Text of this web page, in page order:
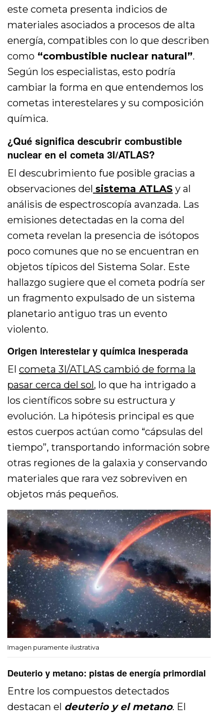
este cometa presenta indicios de
materiales asociados a procesos de alta
energía, compatibles con lo que describen
como “combustible nuclear natural”.
Según los especialistas, esto podría
cambiar la forma en que entendemos los
cometas interestelares y su composición
química.
¿Qué significa descubrir combustible
nuclear en el cometa 3I/ATLAS?
El descubrimiento fue posible gracias a
observaciones del sistema ATLAS y al
análisis de espectroscopía avanzada. Las
emisiones detectadas en la coma del
cometa revelan la presencia de isótopos
poco comunes que no se encuentran en
objetos típicos del Sistema Solar. Este
hallazgo sugiere que el cometa podría ser
un fragmento expulsado de un sistema
planetario antiguo tras un evento
violento.
Origen interestelar y química inesperada
Elcometa 3I/ATLAS cambió de forma la
pasar cerca del sol, lo que ha intrigado a
los científicos sobre su estructura y
evolución. La hipótesis principal es que
estos cuerpos actúan como “cápsulas del
tiempo”, transportando información sobre
otras regiones de la galaxia y conservando
materiales que rara vez sobreviven en
objetos más pequeños.
Imagen puramente ilustrativa
Deuterio y metano: pistas de energía primordial
Entre los compuestos detectados
destacan el deuterio y el metano. El